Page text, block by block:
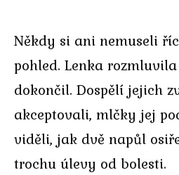
Někdy si ani nemuseli
pohled. Lenka
dokončil. Dospělí jejich
akceptovali, mlčky jej
viděli, jak dvě napůl
trochu úlevy od bolesti.